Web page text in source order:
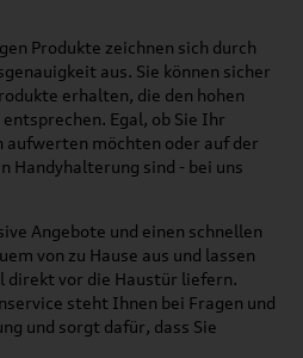
Produkte zeichnen sich durch
aus. Sie können sicher
erhalten, die den hohen
Egal, ob Sie Ihr
aufwerten möchten oder auf der
Handyhalterung sind - bei uns
Angebote und einen schnellen
von zu Hause aus und lassen
direkt vor die Haustür liefern.
steht Ihnen bei Fragen und
und sorgt dafür, dass Sie